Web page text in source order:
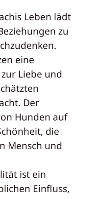
Leben lädt
zu
eine
Liebe und
Der
Hunden auf
die
Mensch und
ist ein
Einfluss,